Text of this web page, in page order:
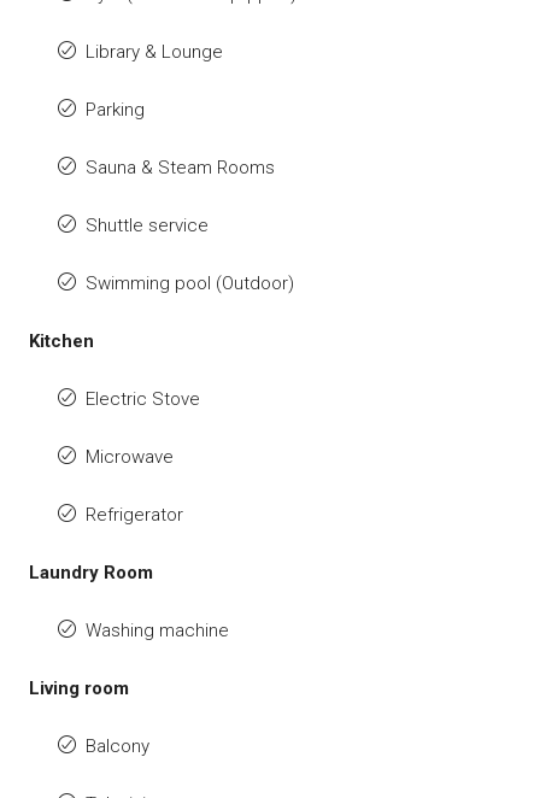
Library & Lounge
Parking
Sauna & Steam Rooms
Shuttle service
Swimming pool (Outdoor)
Kitchen
Electric Stove
Microwave
Refrigerator
Laundry Room
Washing machine
Living room
Balcony